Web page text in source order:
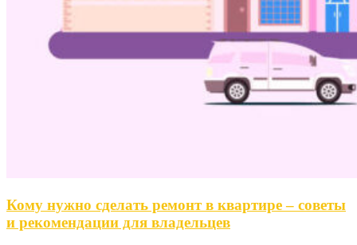
Кому нужно сделать ремонт в квартире – советы
и рекомендации для владельцев